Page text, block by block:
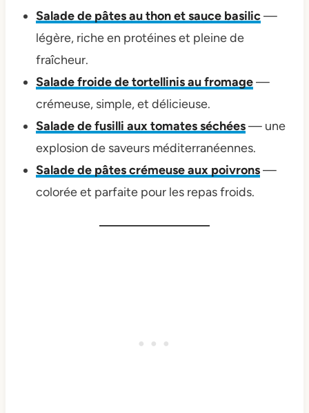
Salade de pâtes au thon et sauce basilic—
légère, riche en protéines et pleine de
fraîcheur.
Salade froide de tortellinis au fromage—
crémeuse, simple, et délicieuse.
Salade de fusilli aux tomates séchées— une
explosion de saveurs méditerranéennes.
Salade de pâtes crémeuse aux poivrons—
colorée et parfaite pour les repas froids.